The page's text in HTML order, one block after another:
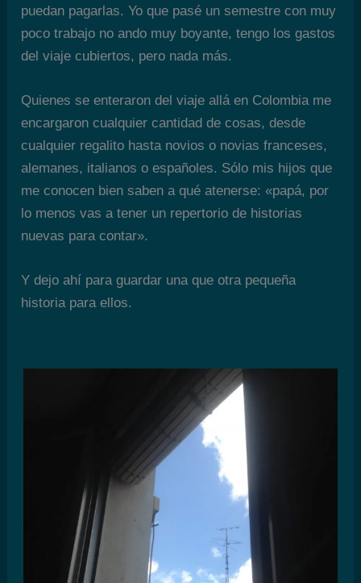
puedan pagarlas. Yo que pasé un semestre con muy
poco trabajo no ando muy boyante, tengo los gastos
del viaje cubiertos, pero nada más.
Quienes se enteraron del viaje allá en Colombia me
encargaron cualquier cantidad de cosas, desde
cualquier regalito hasta novios o novias franceses,
alemanes, italianos o españoles. Sólo mis hijos que
me conocen bien saben a qué atenerse: «papá, por
lo menos vas a tener un repertorio de historias
nuevas para contar».
Y dejo ahí para guardar una que otra pequeña
historia para ellos.